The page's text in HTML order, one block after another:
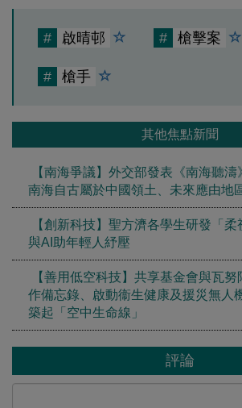
# 啟晴邨 # 槍擊案
# 槍手
其他焦點新聞
【南海爭議】外交部發表《南海聽
南海自古屬於中國領土、未來應由地
【創新科技】聖方濟各學生研發「
與AI助年輕人紓壓
【善用低空科技】共享基金會與瓦
作備忘錄、啟動衞生健康及援災無人
築起「空中生命線」
評論